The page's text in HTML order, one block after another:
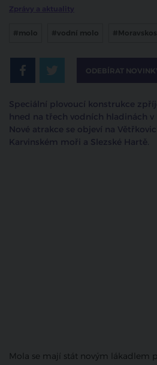
Zprávy a aktuality
#molo #vodní molo
ODEBÍRAT
Speciální plovoucí konstrukce
hned na třech vodních hladinách v
Nové atrakce se objeví na
Karvinském moři a Slezské Hartě.
Mola se mají stát novým lákadlem